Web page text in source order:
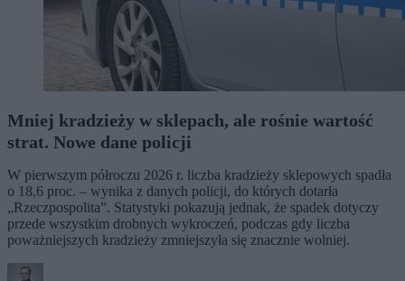
Mniej kradzieży w sklepach, ale rośnie wartość
strat. Nowe dane policji
W pierwszym półroczu 2026 r. liczba kradzieży sklepowych spadła
o 18,6 proc. – wynika z danych policji, do których dotarła
„Rzeczpospolita”. Statystyki pokazują jednak, że spadek dotyczy
przede wszystkim drobnych wykroczeń, podczas gdy liczba
poważniejszych kradzieży zmniejszyła się znacznie wolniej.